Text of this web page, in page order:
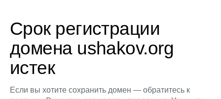
Срок регистрации
домена ushakov.org
истек
Если вы хотите сохранить домен — обратитесь к